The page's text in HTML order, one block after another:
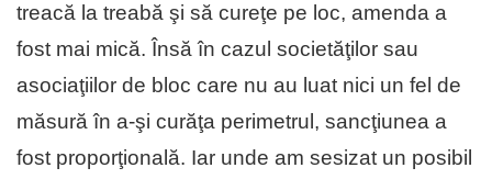
treacă la treabă şi să cureţe pe loc, amenda a
fost mai mică. Însă în cazul societăţilor sau
asociaţiilor de bloc care nu au luat nici un fel de
măsură în a-şi curăţa perimetrul, sancţiunea a
fost proporţională. Iar unde am sesizat un posibil